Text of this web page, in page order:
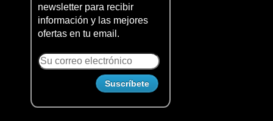
newsletter para recibir
información y las mejores
ofertas en tu email.